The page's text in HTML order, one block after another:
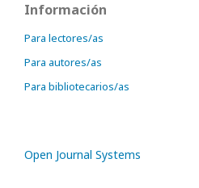
Información
Para lectores/as
Para autores/as
Para bibliotecarios/as
Open Journal Systems